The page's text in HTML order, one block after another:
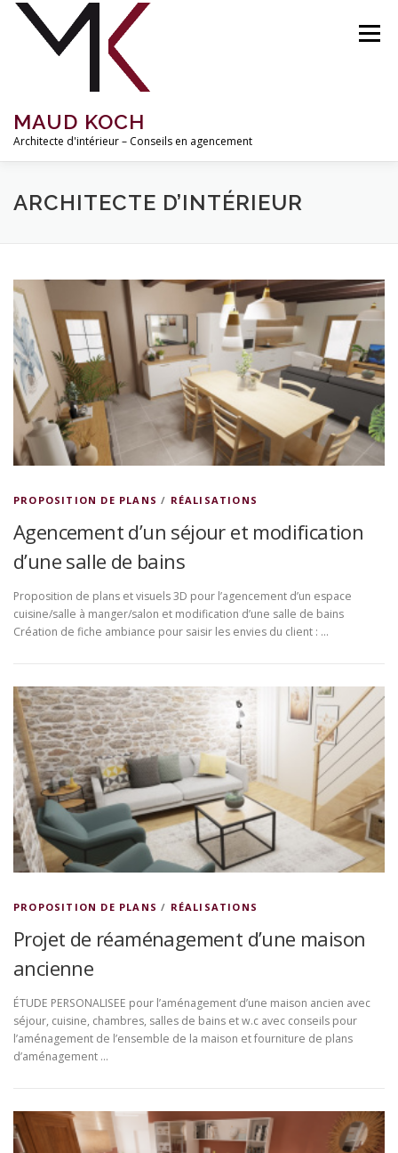
Aller
MAUD KOCH
Architecte d'intérieur – Conseils en agencement
Menu
ACCUEIL À PROPOS RÉALISATIONS
CONTACT
ARCHITECTE D’INTÉRIEUR
PROPOSITION DE PLANS / RÉALISATIONS
Agencement d’un séjour et modification
d’une salle de bains
Proposition de plans et visuels 3D pour l’agencement d’un espace
cuisine/salle à manger/salon et modification d’une salle de bains
Création de fiche ambiance pour saisir les envies du client : …
PROPOSITION DE PLANS / RÉALISATIONS
Projet de réaménagement d’une maison
ancienne
ÉTUDE PERSONALISEE pour l’aménagement d’une maison ancien avec
séjour, cuisine, chambres, salles de bains et w.c avec conseils pour
l’aménagement de l’ensemble de la maison et fourniture de plans
d’aménagement …